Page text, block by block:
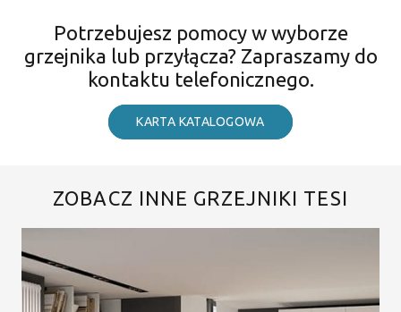
Potrzebujesz pomocy w wyborze
grzejnika lub przyłącza? Zapraszamy do
kontaktu telefonicznego.
KARTA KATALOGOWA
ZOBACZ INNE GRZEJNIKI TESI